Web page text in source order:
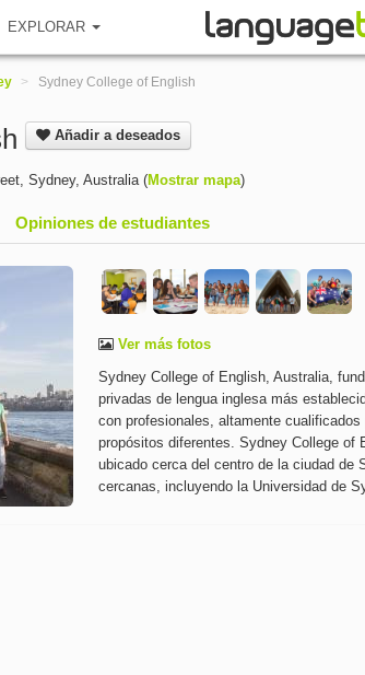
EXPLORAR
> Sydney College of English
Añadir a deseados
, Sydney, Australia (Mostrar mapa)
Opiniones de estudiantes
Ver más fotos
Sydney College of English, Australia,
privadas de lengua inglesa más
con profesionales, altamente
propósitos diferentes. Sydney College of
ubicado cerca del centro de la ciudad de
cercanas, incluyendo la Universidad de